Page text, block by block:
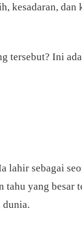
kesadaran, dan
tersebut? Ini
lahir sebagai
yang besar
dunia.